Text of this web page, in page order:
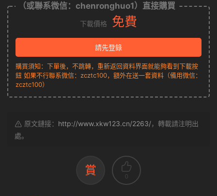
（或聯系微信：chenronghuo1）直接購買
下載價格 免費
請先登錄
購買須知：下單後，不跳轉，重新返回資料界面就能夠看到下載按
鈕 如果不行聯系微信：zcztc100，額外在送一套資料（備用微信：
zcztc100）
原文鏈接： http://www.xkw123.cn/2263/，轉載請注明出
處。
賞 0